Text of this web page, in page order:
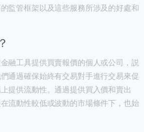
監管框架以及這些服務所涉及的好處和
融工具提供買賣報價的個人或公司，説
通過確保始終有交易對手進行交易來促
提供流動性。通過提供買入價和賣出
流動性較低或波動的市場條件下，也始